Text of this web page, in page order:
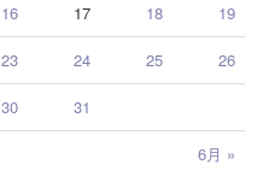
6月 »
16 17 18 19
23 24 25 26
30 31